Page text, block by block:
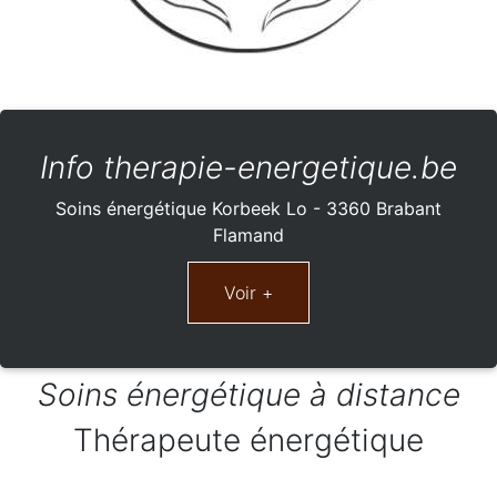
Info therapie-energetique.be
Soins énergétique Korbeek Lo - 3360 Brabant
Flamand
Soins énergétique à distance
Thérapeute énergétique